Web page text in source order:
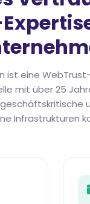
ist eine
mit über 25
Infrastrukturen